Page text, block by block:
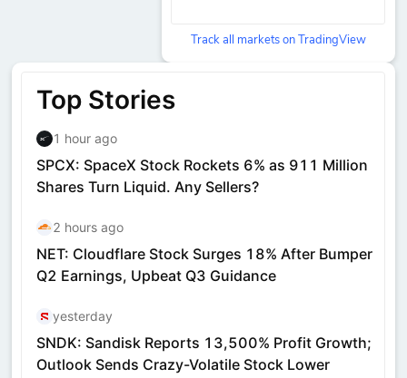
Track all markets on TradingView